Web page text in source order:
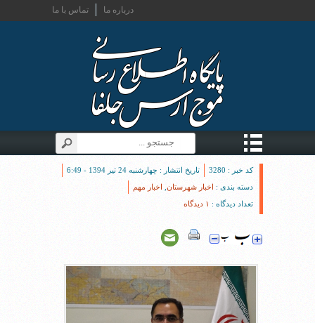
تماس با ما درباره ما
کد خبر : 3280
تاریخ انتشار : چهارشنبه 24 تیر 1394 - 6:49
دسته بندی : اخبار شهرستان اخبار مهم
تعداد دیدگاه : ۱ دیدگاه